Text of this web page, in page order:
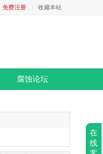
免费注册 收藏本站
腐蚀论坛
在
线